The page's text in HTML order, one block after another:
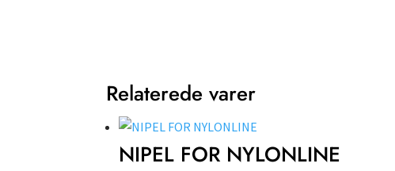
Relaterede varer
NIPEL FOR NYLONLINE